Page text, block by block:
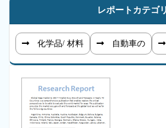
レポートカテゴリ
化学品/ 材料 自動車の